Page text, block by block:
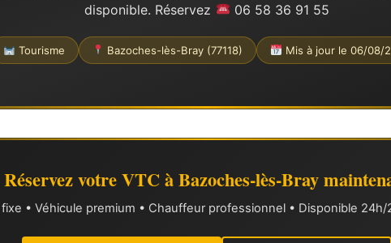
disponible. Réservez
06 58 36 91 55
Tourisme Bazoches-lès-Bray (77118) Mis à jour le 06/08/
Réservez votre VTC à Bazoches-lès-Bray
fixe • Véhicule premium • Chauffeur professionnel • Disponible 24h/